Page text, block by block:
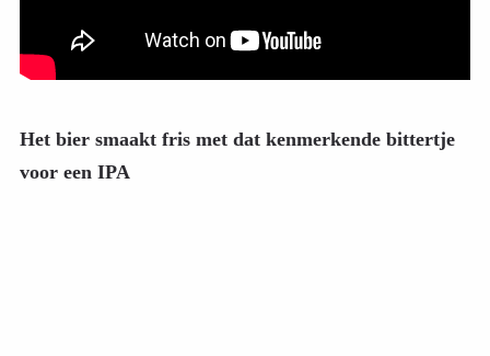
Het bier smaakt fris met dat kenmerkende bittertje
voor een IPA